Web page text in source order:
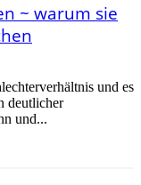
~ warum sie
und es
deutlicher
und...